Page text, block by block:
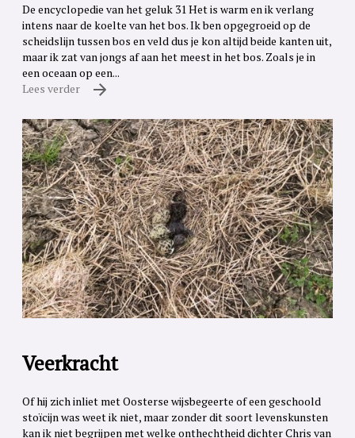
De encyclopedie van het geluk 31 Het is warm en ik verlang
intens naar de koelte van het bos. Ik ben opgegroeid op de
scheidslijn tussen bos en veld dus je kon altijd beide kanten uit,
maar ik zat van jongs af aan het meest in het bos. Zoals je in
een oceaan op een...
Lees verder
Veerkracht
Of hij zich inliet met Oosterse wijsbegeerte of een geschoold
stoïcijn was weet ik niet, maar zonder dit soort levenskunsten
kan ik niet begrijpen met welke onthechtheid dichter Chris van